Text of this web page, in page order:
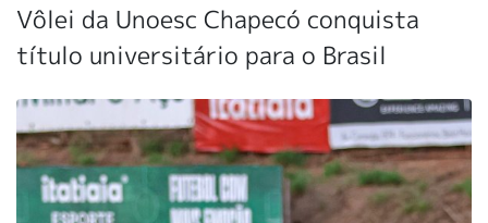
Vôlei da Unoesc Chapecó conquista
título universitário para o Brasil